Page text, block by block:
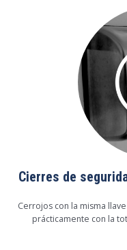
Cierres de
Cerrojos con la misma
prácticamente con la